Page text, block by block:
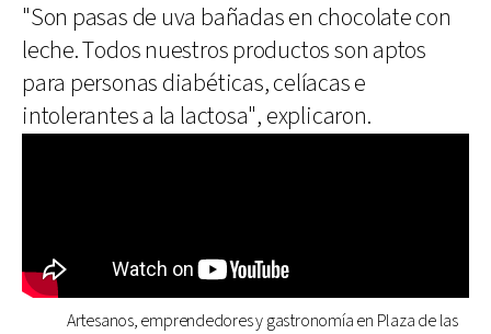
"Son pasas de uva bañadas en chocolate con
leche. Todos nuestros productos son aptos
para personas diabéticas, celíacas e
intolerantes a la lactosa", explicaron.
Artesanos, emprendedores y gastronomía en Plaza de las